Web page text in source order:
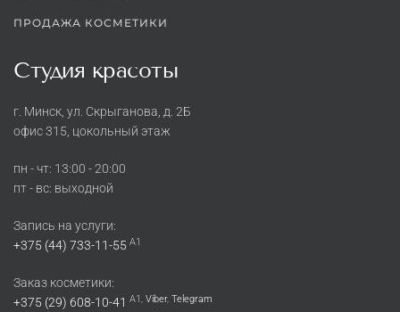
ПРОДАЖА КОСМЕТИКИ
Студия красоты
г. Минск, ул. Скрыганова, д. 2Б
офис 315, цокольный этаж
пн - чт: 13:00 - 20:00
пт - вс: выходной
Запись на услуги:
+375 (44) 733-11-55 A1
Заказ косметики:
+375 (29) 608-10-41 A1, Viber, Telegram